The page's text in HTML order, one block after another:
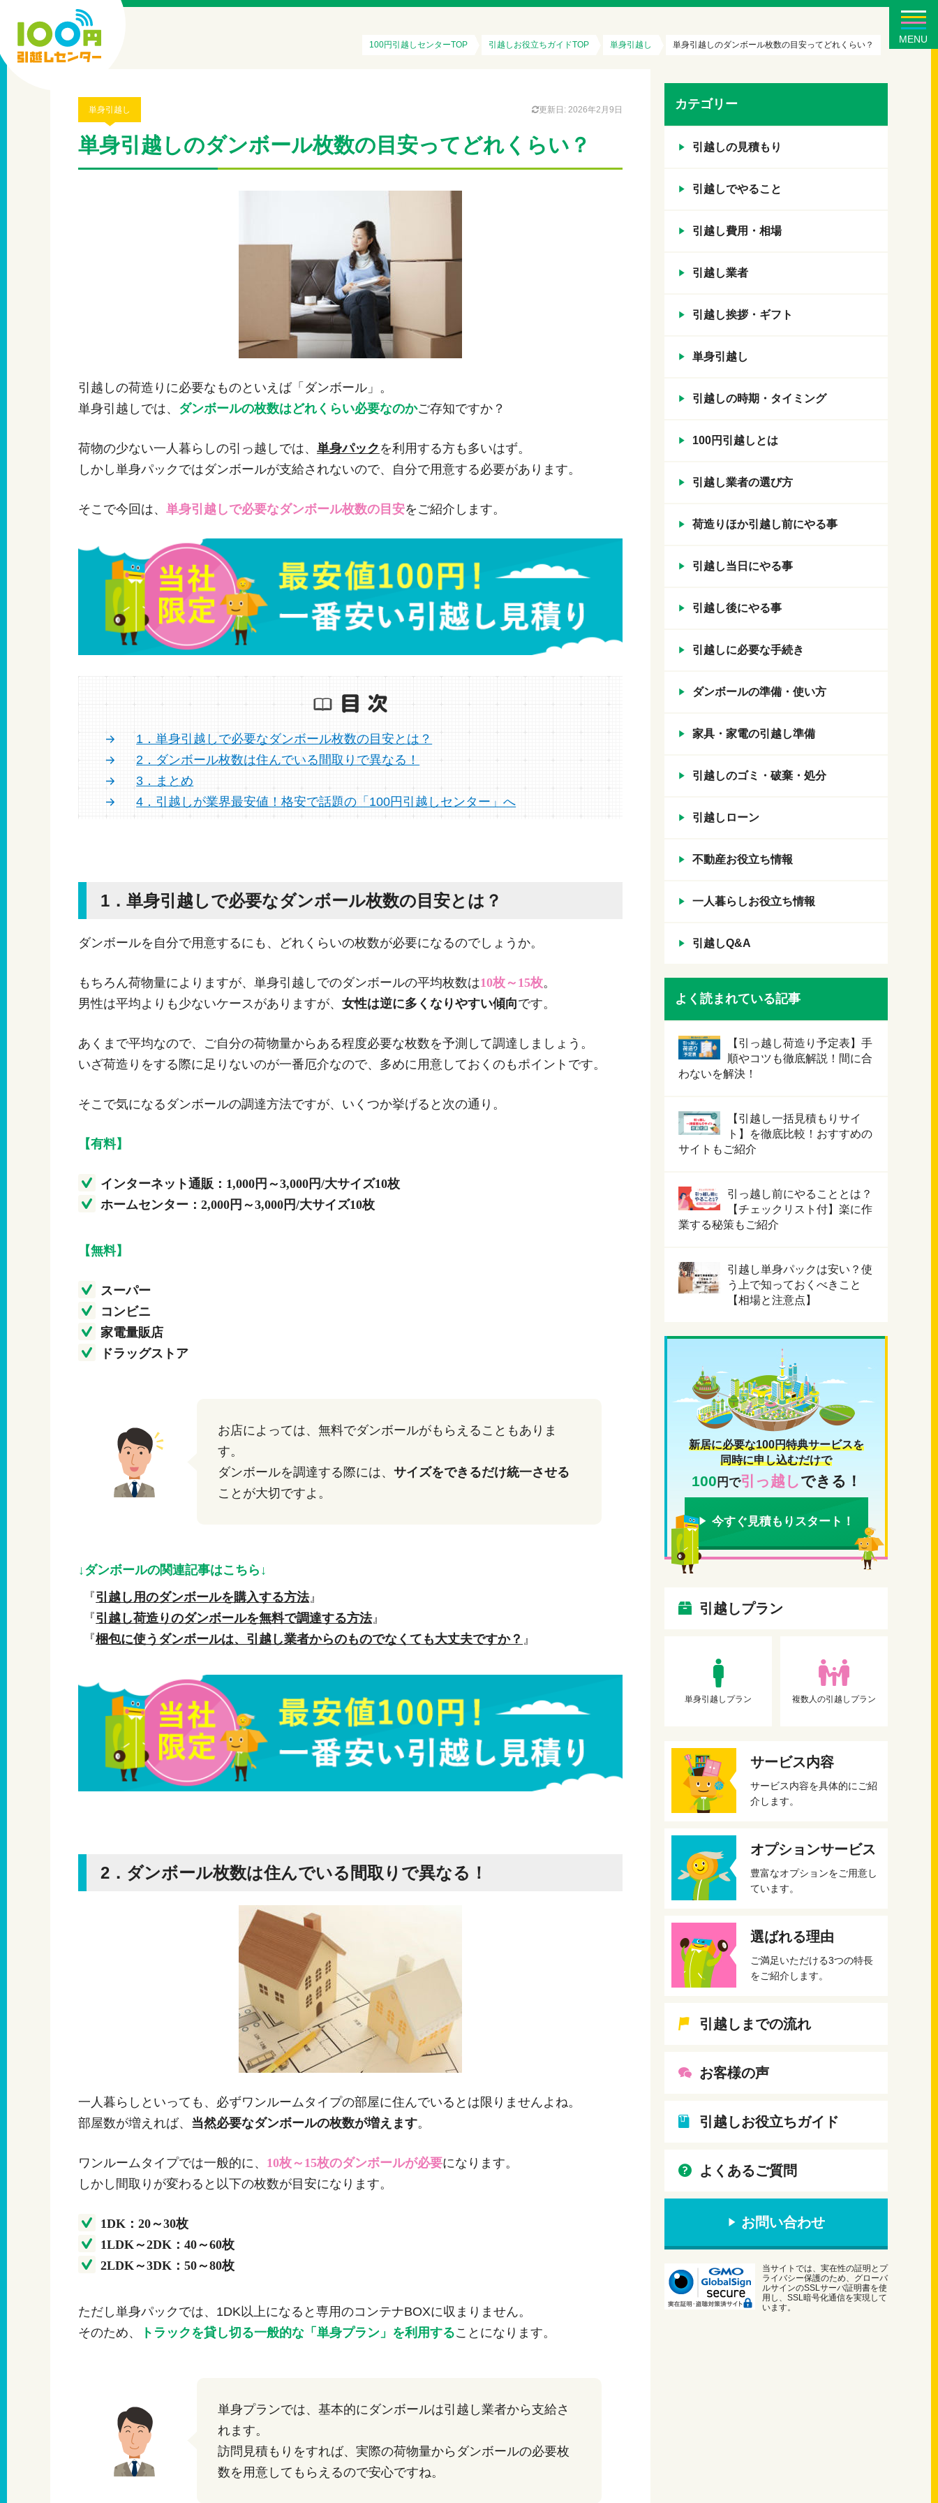
MENU
100円引越しセンターTOP 引越しお役立ちガイドTOP 単身引越し 単身引越しのダンボール枚数の目安ってどれくらい？
単身引越し 更新日: 2026年2月9日
単身引越しのダンボール枚数の目安ってどれくらい？
引越しの荷造りに必要なものといえば「ダンボール」。
単身引越しでは、 ダンボールの枚数はどれくらい必要なのかご存知ですか？
荷物の少ない一人暮らしの引っ越しでは、 単身パック を利用する方も多いはず。
しかし単身パックではダンボールが支給されないので、自分で用意する必要があります。
そこで今回は、 単身引越しで必要なダンボール枚数の目安をご紹介します。
1．単身引越しで必要なダンボール枚数の目安とは？
2．ダンボール枚数は住んでいる間取りで異なる！
3．まとめ
4．引越しが業界最安値！格安で話題の「100円引越しセンター」へ
1．単身引越しで必要なダンボール枚数の目安とは？
ダンボールを自分で用意するにも、どれくらいの枚数が必要になるのでしょうか。
もちろん荷物量によりますが、単身引越しでのダンボールの平均枚数は10枚～15枚。
男性は平均よりも少ないケースがありますが、 女性は逆に多くなりやすい傾向です。
あくまで平均なので、ご自分の荷物量からある程度必要な枚数を予測して調達しましょう。
いざ荷造りをする際に足りないのが一番厄介なので、多めに用意しておくのもポイントです。
そこで気になるダンボールの調達方法ですが、いくつか挙げると次の通り。
【有料】
インターネット通販：1,000円～3,000円/大サイズ10枚
ホームセンター：2,000円～3,000円/大サイズ10枚
【無料】
スーパー
コンビニ
家電量販店
ドラッグストア
お店によっては、無料でダンボールがもらえることもありま
す。
ダンボールを調達する際には、 サイズをできるだけ統一させる
ことが大切ですよ。
↓ダンボールの関連記事はこちら↓
『引越し用のダンボールを購入する方法』
『引越し荷造りのダンボールを無料で調達する方法』
『梱包に使うダンボールは、引越し業者からのものでなくても大丈夫ですか？ 』
2．ダンボール枚数は住んでいる間取りで異なる！
一人暮らしといっても、必ずワンルームタイプの部屋に住んでいるとは限りませんよね。
部屋数が増えれば、 当然必要なダンボールの枚数が増えます。
ワンルームタイプでは一般的に、 10枚～15枚のダンボールが必要になります。
しかし間取りが変わると以下の枚数が目安になります。
1DK：20～30枚
1LDK～2DK：40～60枚
2LDK～3DK：50～80枚
ただし単身パックでは、1DK以上になると専用のコンテナBOXに収まりません。
そのため、
トラックを貸し切る一般的な「単身プラン」を利用することになります。
単身プランでは、基本的にダンボールは引越し業者から支給さ
れます。
訪問見積もりをすれば、実際の荷物量からダンボールの必要枚
数を用意してもらえるので安心ですね。
カテゴリー
引越しの見積もり
引越しでやること
引越し費用・相場
引越し業者
引越し挨拶・ギフト
単身引越し
引越しの時期・タイミング
100円引越しとは
引越し業者の選び方
荷造りほか引越し前にやる事
引越し当日にやる事
引越し後にやる事
引越しに必要な手続き
ダンボールの準備・使い方
家具・家電の引越し準備
引越しのゴミ・破棄・処分
引越しローン
不動産お役立ち情報
一人暮らしお役立ち情報
引越しQ&A
よく読まれている記事
【引っ越し荷造り予定表】手
順やコツも徹底解説！間に合
わないを解決！
【引越し一括見積もりサイ
ト】を徹底比較！おすすめの
サイトもご紹介
引っ越し前にやることとは？
【チェックリスト付】楽に作
業する秘策もご紹介
引越し単身パックは安い？使
う上で知っておくべきこと
【相場と注意点】
新居に必要な100円特典サービスを
同時に申し込むだけで
100 円で引っ越しできる！
今すぐ見積もりスタート！
引越しプラン
単身引越しプラン 複数人の引越しプラン
サービス内容
サービス内容を具体的にご紹
介します。
オプションサービス
豊富なオプションをご用意し
ています。
選ばれる理由
ご満足いただける3つの特長
をご紹介します。
引越しまでの流れ
お客様の声
引越しお役立ちガイド
よくあるご質問
お問い合わせ
当サイトでは、実在性の証明とプ
ライバシー保護のため、グローバ
ルサインのSSLサーバ証明書を使
用し、SSL暗号化通信を実現して
います。